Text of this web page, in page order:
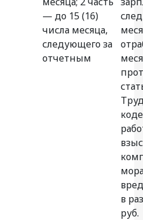
— до 15 (16)
числа месяца,
следующего за
отчетным
в
руб.